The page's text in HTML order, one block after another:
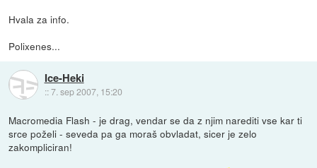
Hvala za info.
Polixenes...
Ice-Heki
::7. sep 2007, 15:20
Macromedia Flash - je drag, vendar se da z njim narediti vse kar ti
srce poželi - seveda pa ga moraš obvladat, sicer je zelo
zakompliciran!